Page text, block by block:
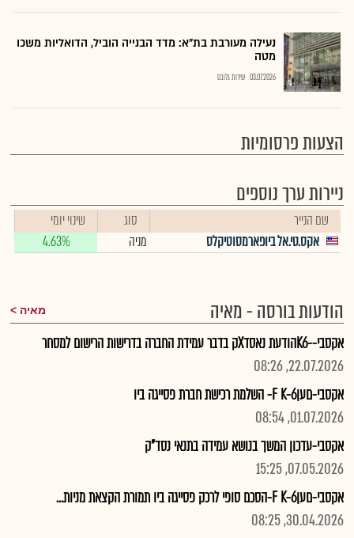
נעילה מעורבת בת"א: מדד הבנייה הוביל, הדואליות משכו
מטה
03.07.2026 שירות גלובס
הצעות פרסומיות
ניירות ערך נוספים
שם הנייר סוג
שינוי יומי
אקס.טי.אל ביופארמסוטיקלס
מניה 4.63%
הודעות בורסה - מאיה מאיה
אקסבי--K6הודעת נאסדXק בדבר עמידת החברה בדרישות הרישום למסחר
22.07.2026, 08:26
אקסבי-םעןF K-6- השלמת רכישת חברת פסייגה ביו
01.07.2026, 08:54
אקסבי-עדכון המשך בנושא עמידה בתנאי נסד"ק
07.05.2026, 15:25
אקסבי-םעןF K-6-הסכם סופי לרכק פסייגה ביו תמורת הקצאת מניות...
30.04.2026, 08:25